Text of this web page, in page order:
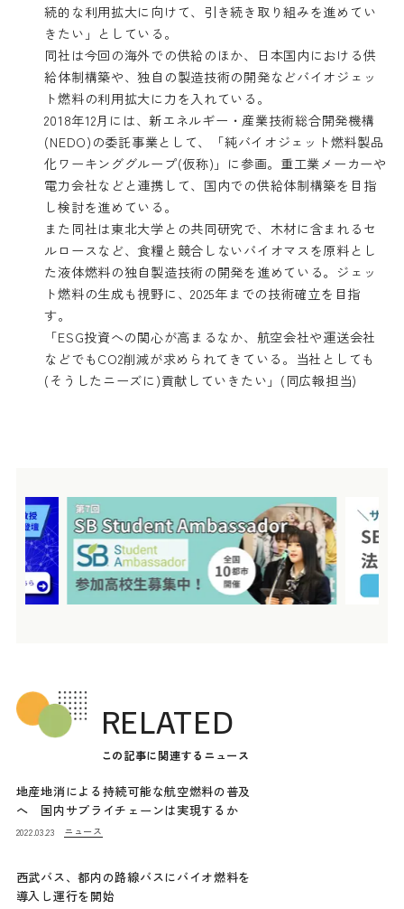
続的な利用拡大に向けて、引き続き取り組みを進めてい
きたい」としている。
同社は今回の海外での供給のほか、日本国内における供
給体制構築や、独自の製造技術の開発などバイオジェッ
ト燃料の利用拡大に力を入れている。
2018年12月には、新エネルギー・産業技術総合開発機構
(NEDO)の委託事業として、「純バイオジェット燃料製品
化ワーキンググループ(仮称)」に参画。重工業メーカーや
電力会社などと連携して、国内での供給体制構築を目指
し検討を進めている。
また同社は東北大学との共同研究で、木材に含まれるセ
ルロースなど、食糧と競合しないバイオマスを原料とし
た液体燃料の独自製造技術の開発を進めている。ジェッ
ト燃料の生成も視野に、2025年までの技術確立を目指
す。
「ESG投資への関心が高まるなか、航空会社や運送会社
などでもCO2削減が求められてきている。当社としても
(そうしたニーズに)貢献していきたい」(同広報担当)
RELATED
この記事に関連するニュース
地産地消による持続可能な航空燃料の普及
へ 国内サプライチェーンは実現するか
2022.03.23 ニュース
西武バス、都内の路線バスにバイオ燃料を
導入し運行を開始